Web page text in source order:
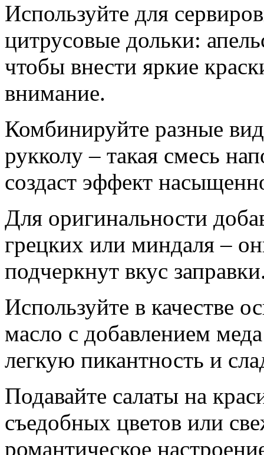
Используйте для
цитрусовые дольки:
чтобы внести яркие
внимание.
Комбинируйте разные
рукколу – такая смесь
создаст эффект
Для оригинальности
грецких или миндаля –
подчеркнут вкус
Используйте в качестве
масло с добавлением
легкую пикантность и
Подавайте салаты на
съедобных цветов или
романтическое